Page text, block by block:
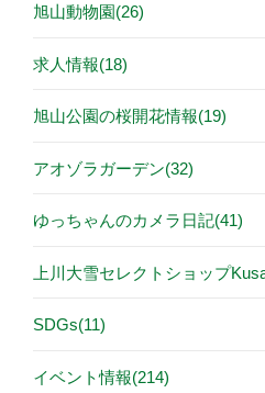
旭山動物園(26)
求人情報(18)
旭山公園の桜開花情報(19)
アオゾラガーデン(32)
ゆっちゃんのカメラ日記(41)
上川大雪セレクトショップ
SDGs(11)
イベント情報(214)